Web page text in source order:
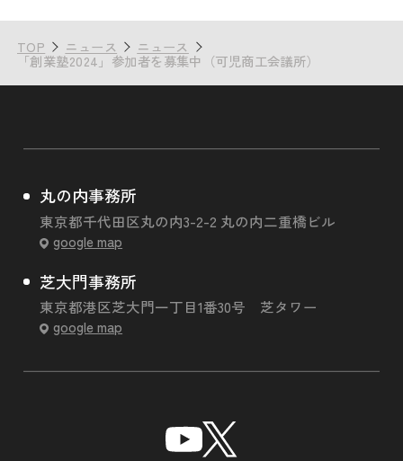
TOP ニュース ニュース
「創業塾2024」参加者を募集中（可児商工会議所）
丸の内事務所
東京都千代田区丸の内3-2-2 丸の内二重橋ビル
google map
芝大門事務所
東京都港区芝大門一丁目1番30号 芝タワー
google map